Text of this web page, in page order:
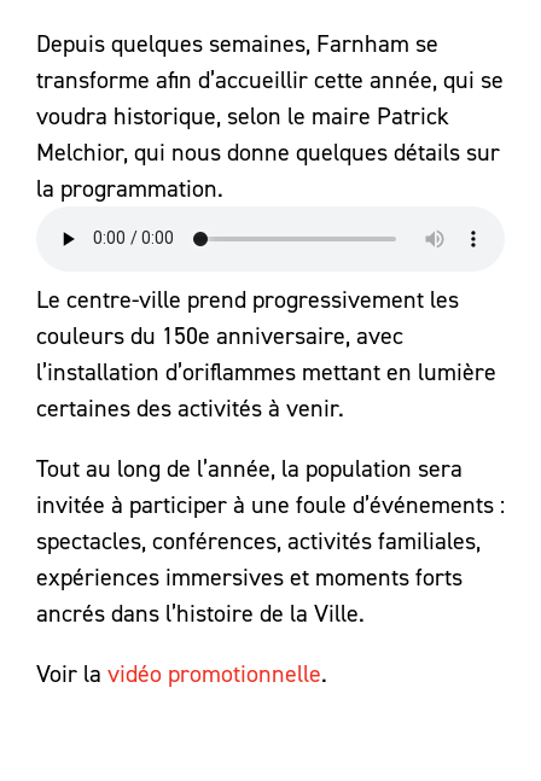
Depuis quelques semaines, Farnham se
transforme afin d’accueillir cette année, qui se
voudra historique, selon le maire Patrick
Melchior, qui nous donne quelques détails sur
la programmation.
Le centre-ville prend progressivement les
couleurs du 150e anniversaire, avec
l’installation d’oriflammes mettant en lumière
certaines des activités à venir.
Tout au long de l’année, la population sera
invitée à participer à une foule d’événements :
spectacles, conférences, activités familiales,
expériences immersives et moments forts
ancrés dans l’histoire de la Ville.
Voir la vidéo promotionnelle.